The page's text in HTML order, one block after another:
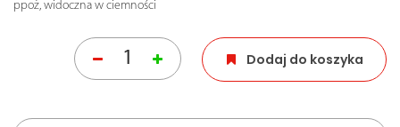
ppoż, widoczna w ciemności
Dodaj do koszyka